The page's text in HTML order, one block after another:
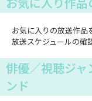
お気に入りの放送作品
放送スケジュールの確
俳優／視聴ジ
ンド